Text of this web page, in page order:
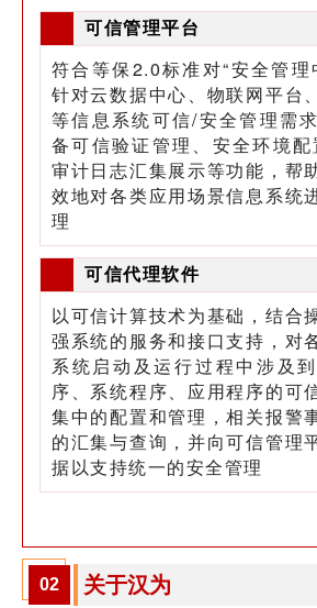
可信管理平台
符合等保2.0标准对“安全管理
针对云数据中心、物联网平台
等信息系统可信/安全管理需
备可信验证管理、安全环境
审计日志汇集展示等功能，帮
效地对各类应用场景信息系统
理
可信代理软件
以可信计算技术为基础，结合
强系统的服务和接口支持，对
系统启动及运行过程中涉及
序、系统程序、应用程序的可
集中的配置和管理，相关报警
的汇集与查询，并向可信管理
据以支持统一的安全管理
02 关于汉为